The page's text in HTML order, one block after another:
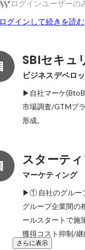
ログインユーザーの
ログインして続きを読む
SBIセキュ
ビジネスデベロ
▶自社マーケ
市場調査/GTMプ
形成。
スターテ
マーケティング
▶① 自社のグルー
グループ企業間の
ールスタートで施
獲得コスト抑制/
さらに表示